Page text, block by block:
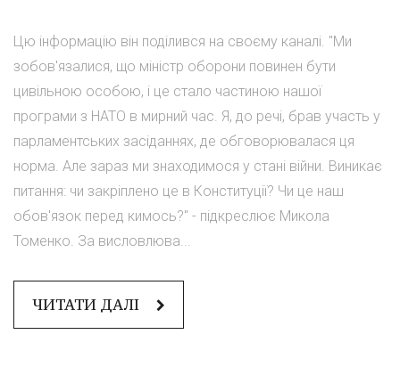
Цю інформацію він поділився на своєму каналі. "Ми
зобов'язалися, що міністр оборони повинен бути
цивільною особою, і це стало частиною нашої
програми з НАТО в мирний час. Я, до речі, брав участь у
парламентських засіданнях, де обговорювалася ця
норма. Але зараз ми знаходимося у стані війни. Виникає
питання: чи закріплено це в Конституції? Чи це наш
обов'язок перед кимось?" - підкреслює Микола
Томенко. За висловлюва...
ЧИТАТИ ДАЛІ